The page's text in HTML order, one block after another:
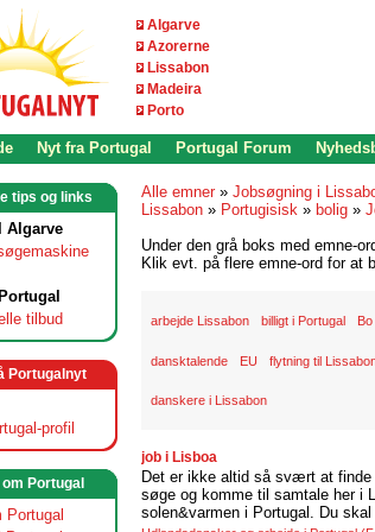
Algarve
Azorerne
Lissabon
Madeira
Porto
Nyt fra Portugal Portugal Forum
tips og links
Algarve
tilbud
Portugalnyt
profil
Portugal
Portugal
Alle emner » Jobsøgning i
Lissabon » Portugisisk » bolig »
Under den grå boks med emne-
Klik evt. på flere emne-ord for at
arbejde Lissabon billigt i Portugal
dansktalende EU flytning til
danskere i Lissabon
job i Lisboa
Det er ikke altid så svært at
søge og komme til samtale her i
solen&varmen i Portugal. Du